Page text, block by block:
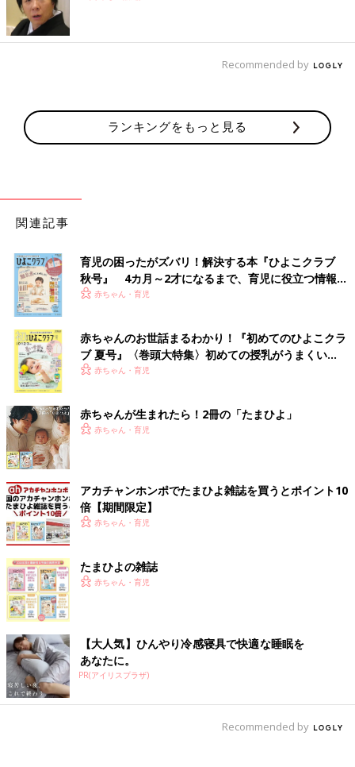
Recommended by
ランキングをもっと見る
関連記事
育児の困ったがズバリ！解決する本『ひよこクラブ
秋号』 4カ月～2才になるまで、育児に役立つ情報が
いっぱい！
赤ちゃん・育児
赤ちゃんのお世話まるわかり！『初めてのひよこクラ
ブ 夏号』〈巻頭大特集〉初めての授乳がうまくい
く！ おっぱい・ミルクの基本と夏のトラブル 解決テ
赤ちゃん・育児
赤ちゃんが生まれたら！2冊の「たまひよ」
赤ちゃん・育児
アカチャンホンポでたまひよ雑誌を買うとポイント10
倍【期間限定】
赤ちゃん・育児
たまひよの雑誌
赤ちゃん・育児
【大人気】ひんやり冷感寝具で快適な睡眠を
あなたに。
PR(アイリスプラザ)
Recommended by